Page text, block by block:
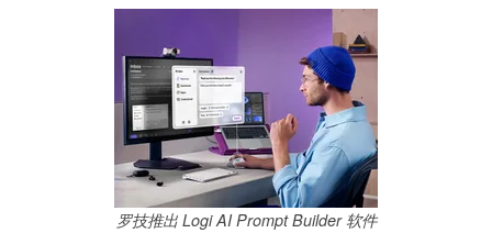
罗技推出 Logi AI Prompt Builder 软件